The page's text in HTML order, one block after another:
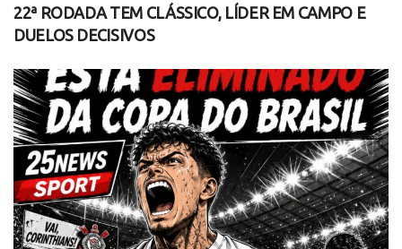
22ª RODADA TEM CLÁSSICO, LÍDER EM CAMPO E
DUELOS DECISIVOS